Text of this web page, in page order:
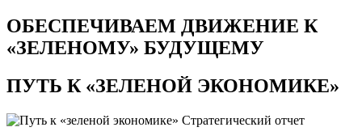
ОБЕСПЕЧИВАЕМ ДВИЖЕНИЕ К
«ЗЕЛЕНОМУ» БУДУЩЕМУ
ПУТЬ К«ЗЕЛЕНОЙ ЭКОНОМИКЕ»
Стратегический отчет